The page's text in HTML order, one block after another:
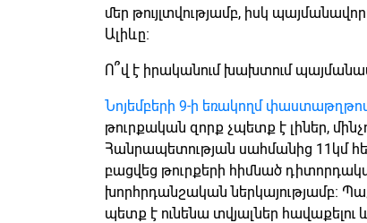
մեր թույլտվությամբ, իսկ
Ալիևը։
Ո՞վ է իրականում խախտում
Նոյեմբերի 9-ի եռակողմ
թուրքական զորք չպետք է լիներ,
Հանրապետության սահմանից 11կմ
բացվեց թուրքերի հիմնած
խորհրդանշական ներկայությամբ։
պետք է ունենա տվյալներ հավաքելու